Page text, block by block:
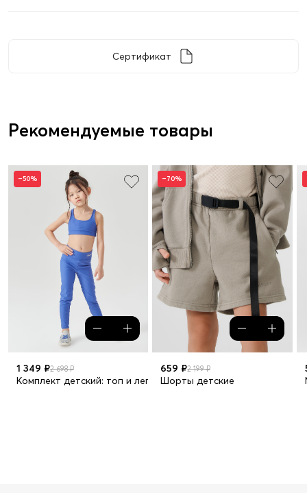
Сертификат
Рекомендуемые товары
–50%
1 349 ₽2 698 ₽
Комплект детский: топ и легинсы
–70%
659 ₽2 199 ₽
Шорты детские